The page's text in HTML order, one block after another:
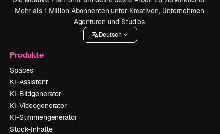
Mehr als 1 Million Abonnenten unter Kreativen, Unternehmen,
Agenturen und Studios.
Deutsch
Produkte
Spaces
KI-Assistent
KI-Bildgenerator
KI-Videogenerator
KI-Stimmengenerator
Stock-Inhalte